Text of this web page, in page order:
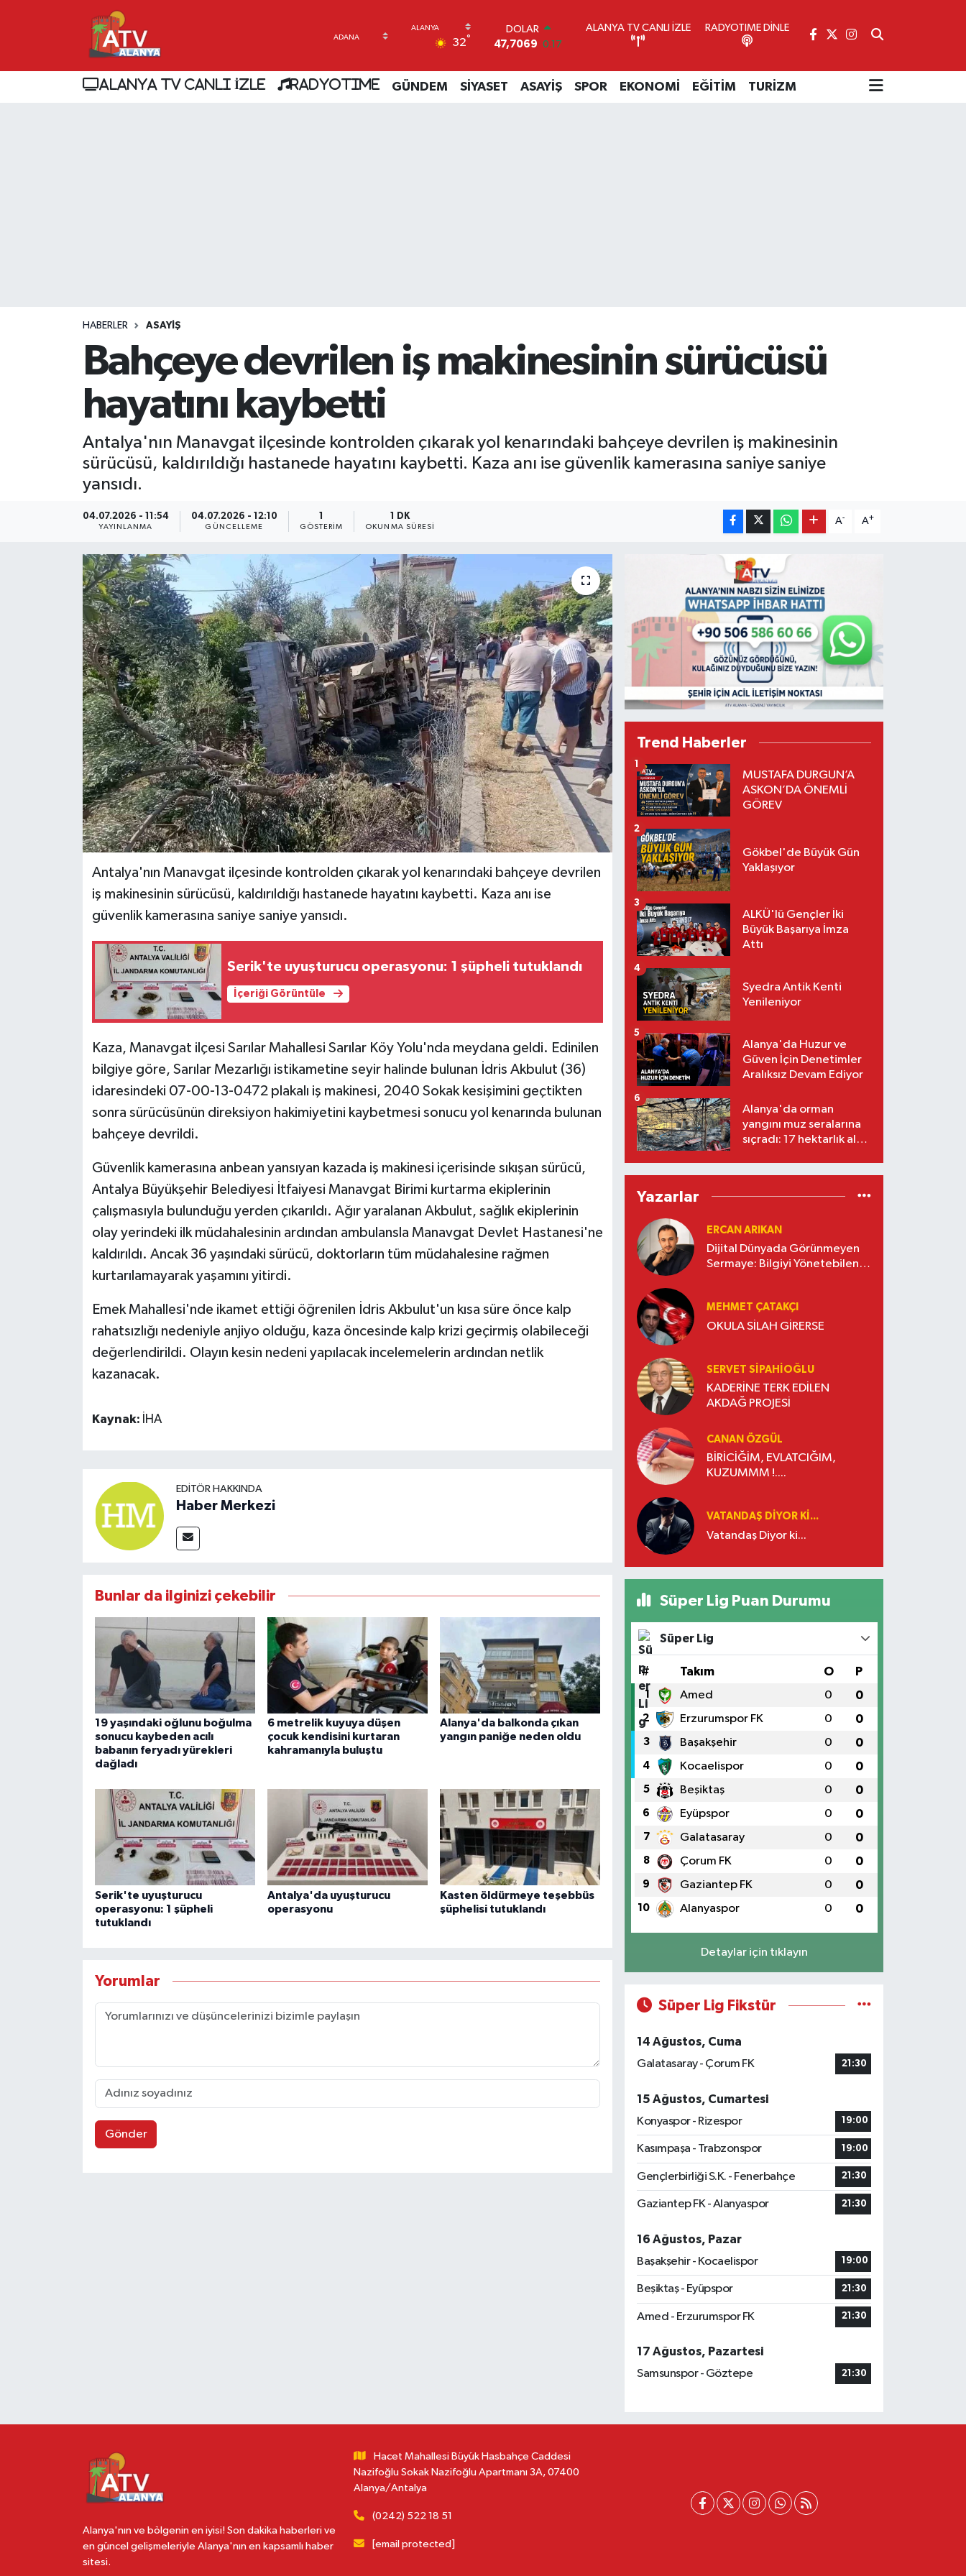
32°
DOLAR
47,7069 0.17
55,0265 0.01
STERLİN
ALANYA TV CANLI İZLE RADYOTIME DİNLE
ALANYA TV CANLI İZLE RADYOTIME GÜNDEM SİYASET ASAYİŞ SPOR EKONOMİ EĞİTİM TURİZM
HABERLER ASAYİŞ
Bahçeye devrilen iş makinesinin sürücüsü
hayatını kaybetti
Antalya'nın Manavgat ilçesinde kontrolden çıkarak yol kenarındaki bahçeye devrilen iş makinesinin
sürücüsü, kaldırıldığı hastanede hayatını kaybetti. Kaza anı ise güvenlik kamerasına saniye saniye
yansıdı.
04.07.2026 - 11:54
YAYINLANMA
04.07.2026 - 12:10
GÜNCELLEME
1
GÖSTERIM
1 DK
OKUNMA SÜRESI
A- A+
Antalya'nın Manavgat ilçesinde kontrolden çıkarak yol kenarındaki bahçeye devrilen
iş makinesinin sürücüsü, kaldırıldığı hastanede hayatını kaybetti. Kaza anı ise
güvenlik kamerasına saniye saniye yansıdı.
Serik'te uyuşturucu operasyonu: 1 şüpheli tutuklandı
İçeriği Görüntüle
Kaza, Manavgat ilçesi Sarılar Mahallesi Sarılar Köy Yolu'nda meydana geldi. Edinilen
bilgiye göre, Sarılar Mezarlığı istikametine seyir halinde bulunan İdris Akbulut (36)
idaresindeki 07-00-13-0472 plakalı iş makinesi, 2040 Sokak kesişimini geçtikten
sonra sürücüsünün direksiyon hakimiyetini kaybetmesi sonucu yol kenarında bulunan
bahçeye devrildi.
Güvenlik kamerasına anbean yansıyan kazada iş makinesi içerisinde sıkışan sürücü,
Antalya Büyükşehir Belediyesi İtfaiyesi Manavgat Birimi kurtarma ekiplerinin
çalışmasıyla bulunduğu yerden çıkarıldı. Ağır yaralanan Akbulut, sağlık ekiplerinin
olay yerindeki ilk müdahalesinin ardından ambulansla Manavgat Devlet Hastanesi'ne
kaldırıldı. Ancak 36 yaşındaki sürücü, doktorların tüm müdahalesine rağmen
kurtarılamayarak yaşamını yitirdi.
Emek Mahallesi'nde ikamet ettiği öğrenilen İdris Akbulut'un kısa süre önce kalp
rahatsızlığı nedeniyle anjiyo olduğu, kaza öncesinde kalp krizi geçirmiş olabileceği
değerlendirildi. Olayın kesin nedeni yapılacak incelemelerin ardından netlik
kazanacak.
Kaynak: İHA
EDITÖR HAKKINDA
Haber Merkezi
Bunlar da ilginizi çekebilir
19 yaşındaki oğlunu boğulma
sonucu kaybeden acılı
babanın feryadı yürekleri
dağladı
6 metrelik kuyuya düşen
çocuk kendisini kurtaran
kahramanıyla buluştu
Alanya'da balkonda çıkan
yangın paniğe neden oldu
Serik'te uyuşturucu
operasyonu: 1 şüpheli
tutuklandı
Antalya'da uyuşturucu
operasyonu
Kasten öldürmeye teşebbüs
şüphelisi tutuklandı
Yorumlar
Gönder
Trend Haberler
MUSTAFA DURGUN’A
ASKON’DA ÖNEMLİ
GÖREV
1
Gökbel'de Büyük Gün
Yaklaşıyor
2
ALKÜ'lü Gençler İki
Büyük Başarıya İmza
Attı
3
Syedra Antik Kenti
Yenileniyor
4
Alanya'da Huzur ve
Güven İçin Denetimler
Aralıksız Devam Ediyor
5
Alanya'da orman
yangını muz seralarına
sıçradı: 17 hektarlık alan
6
Yazarlar
ERCAN ARIKAN
Dijital Dünyada Görünmeyen
Sermaye: Bilgiyi Yönetebilen
MEHMET ÇATAKÇI
OKULA SİLAH GİRERSE
SERVET SİPAHİOĞLU
KADERİNE TERK EDİLEN
AKDAĞ PROJESİ
CANAN ÖZGÜL
BİRİCİĞİM, EVLATCIĞIM,
KUZUMMM !....
VATANDAŞ DIYOR KI...
Vatandaş Diyor ki...
Süper Lig Puan Durumu
Süper Lig
# Takım O P
1 Amed 0 0
2 Erzurumspor FK 0 0
3 Başakşehir 0 0
4 Kocaelispor 0 0
5 Beşiktaş 0 0
6 Eyüpspor 0 0
7 Galatasaray 0 0
8 Çorum FK 0 0
9 Gaziantep FK 0 0
10 Alanyaspor 0 0
Detaylar için tıklayın
Süper Lig Fikstür
14 Ağustos, Cuma
Galatasaray - Çorum FK
21:30
15 Ağustos, Cumartesi
Konyaspor - Rizespor
19:00
Kasımpaşa - Trabzonspor 19:00
Gençlerbirliği S.K. - Fenerbahçe 21:30
Gaziantep FK - Alanyaspor 21:30
16 Ağustos, Pazar
Başakşehir - Kocaelispor
19:00
Beşiktaş - Eyüpspor 21:30
Amed - Erzurumspor FK 21:30
17 Ağustos, Pazartesi
Samsunspor - Göztepe
21:30
Alanya'nın ve bölgenin en iyisi! Son dakika haberleri ve
en güncel gelişmeleriyle Alanya'nın en kapsamlı haber
sitesi.
Hacet Mahallesi Büyük Hasbahçe Caddesi
Nazifoğlu Sokak Nazifoğlu Apartmanı 3A, 07400
Alanya/Antalya
(0242) 522 18 51
[email protected]